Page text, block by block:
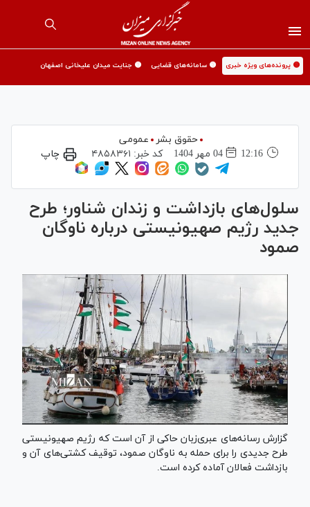
🟡 پرونده‌های ویژه خبری 🟡 سامانه‌های قضایی 🟡 جنایت میدان علیخانی اصفهان
حقوق بشر
عمومی
12:16
04 مهر 1404 کد خبر: ۴۸۵۸۳۶۱ چاپ
سلول‌های بازداشت و زندان شناور؛ طرح
جدید رژیم صهیونیستی درباره ناوگان
صمود
گزارش رسانه‌های عبری‌زبان حاکی از آن است که رژیم صهیونیستی
طرح جدیدی را برای حمله به ناوگان صمود، توقیف کشتی‌های آن و
بازداشت فعالان آماده کرده است.